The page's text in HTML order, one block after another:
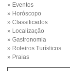
» Eventos
» Horóscopo
» Classificados
» Localização
» Gastronomia
» Roteiros Turísticos
» Praias